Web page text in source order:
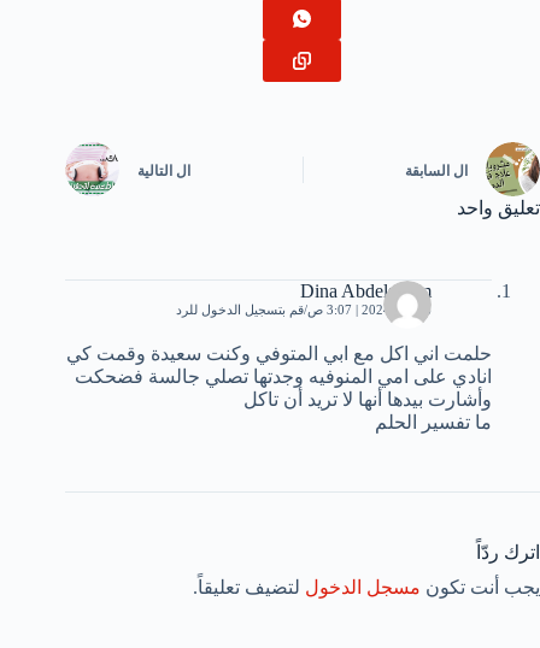
ال السابقة ال التالية
تعليق واحد
Dina Abdelsalam
6 يناير، 2024 | 3:07 ص قم بتسجيل الدخول للرد
حلمت اني اكل مع ابي المتوفي وكنت سعيدة وقمت كي
انادي على امي المنوفيه وجدتها تصلي جالسة فضحكت
وأشارت بيدها أنها لا تريد أن تاكل
ما تفسير الحلم
اترك ردّاً
يجب أنت تكون مسجل الدخول لتضيف تعليقاً.